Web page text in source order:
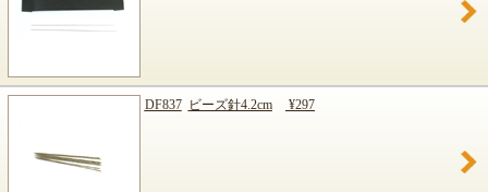
DF837 ビーズ針4.2cm ¥297